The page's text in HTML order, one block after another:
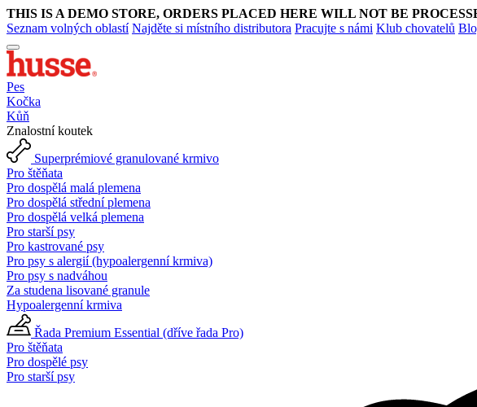
THIS IS A DEMO STORE, ORDERS PLACED HERE WILL NOT BE
Seznam volných oblastí Najděte si místního distributora Pracujte s námi Klub chovatelů
Pes
Kočka
Kůň
Znalostní koutek
Superprémiové granulované krmivo
Pro štěňata
Pro dospělá malá plemena
Pro dospělá střední plemena
Pro dospělá velká plemena
Pro starší psy
Pro kastrované psy
Pro psy s alergií (hypoalergenní krmiva)
Pro psy s nadváhou
Za studena lisované granule
Hypoalergenní krmiva
Řada Premium Essential (dříve řada Pro)
Pro štěňata
Pro dospělé psy
Pro starší psy